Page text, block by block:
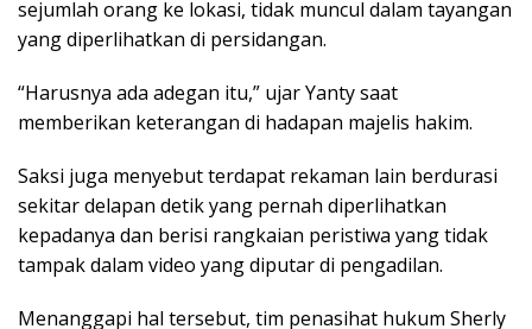
sejumlah orang ke lokasi, tidak muncul dalam tayangan
yang diperlihatkan di persidangan.
“Harusnya ada adegan itu,” ujar Yanty saat
memberikan keterangan di hadapan majelis hakim.
Saksi juga menyebut terdapat rekaman lain berdurasi
sekitar delapan detik yang pernah diperlihatkan
kepadanya dan berisi rangkaian peristiwa yang tidak
tampak dalam video yang diputar di pengadilan.
Menanggapi hal tersebut, tim penasihat hukum Sherly